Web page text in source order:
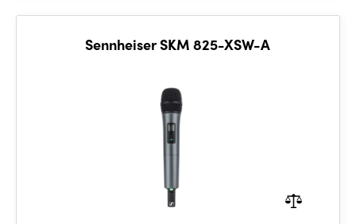
Sennheiser SKM 825-XSW-A